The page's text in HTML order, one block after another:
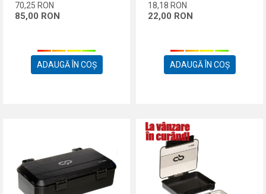
70,25 RON
85,00 RON
ADAUGĂ ÎN COȘ
18,18 RON
22,00 RON
ADAUGĂ ÎN COȘ